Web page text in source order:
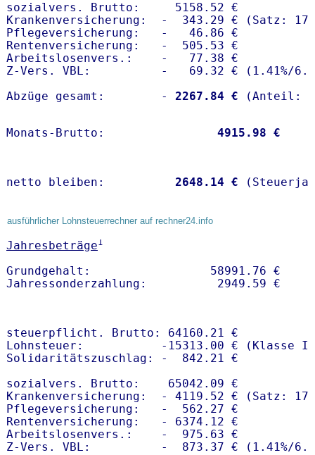
sozialvers. Brutto:     5158.52 €
Krankenversicherung:  -  343.29 € (Satz:
Pflegeversicherung:   -   46.86 €
Rentenversicherung:   -  505.53 €
Arbeitslosenvers.:    -   77.38 €
Z-Vers. VBL:          -   69.32 € ( 1.41%/
Abzüge gesamt:        -
2267.84 €
Monats-Brutto: 4915.98 €
netto bleiben: 2648.14 €
ausführlicher Lohnsteuerrechner auf rechner24.info
Jahresbeträge1
Grundgehalt:                 58991.76 €
steuerpflicht. Brutto: 64160.21 €
Lohnsteuer:           -15313.00 € (Klasse I)
Solidaritätszuschlag: -  842.21 €
sozialvers. Brutto:    65042.09 €
Krankenversicherung:  - 4119.52 € (Satz:
Pflegeversicherung:   -  562.27 €
Rentenversicherung:   - 6374.12 €
Arbeitslosenvers.:    -  975.63 €
Z-Vers. VBL:          -  873.37 € ( 1.41%/